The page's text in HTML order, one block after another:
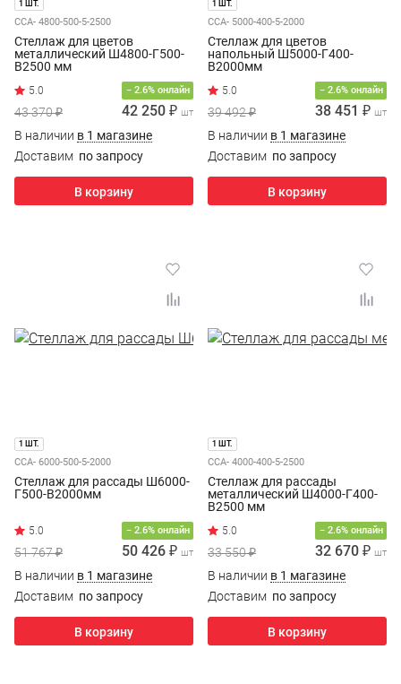
1 ШТ.
ССА- 4800-500-5-2500
Стеллаж для цветов
металлический Ш4800-Г500-
В2500 мм
− 2.6% онлайн
43 370 ₽ 42 250 ₽ шт
В наличии в 1 магазине
Доставим по запросу
В корзину
1 ШТ.
ССА- 5000-400-5-2000
Стеллаж для цветов
напольный Ш5000-Г400-
В2000мм
− 2.6% онлайн
39 492 ₽ 38 451 ₽ шт
В наличии в 1 магазине
Доставим по запросу
В корзину
1 ШТ.
ССА- 6000-500-5-2000
Стеллаж для рассады Ш6000-
Г500-В2000мм
− 2.6% онлайн
51 767 ₽ 50 426 ₽ шт
В наличии в 1 магазине
Доставим по запросу
В корзину
1 ШТ.
ССА- 4000-400-5-2500
Стеллаж для рассады
металлический Ш4000-Г400-
В2500 мм
− 2.6% онлайн
33 550 ₽ 32 670 ₽ шт
В наличии в 1 магазине
Доставим по запросу
В корзину